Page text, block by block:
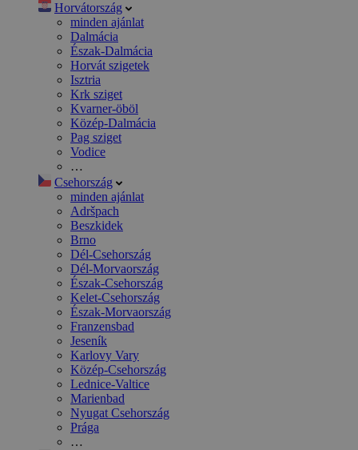
Horvátország
minden ajánlat
Dalmácia
Észak-Dalmácia
Horvát szigetek
Isztria
Krk sziget
Kvarner-öböl
Közép-Dalmácia
Pag sziget
Vodice
…
Csehország
minden ajánlat
Adršpach
Beszkidek
Brno
Dél-Csehország
Dél-Morvaország
Észak-Csehország
Kelet-Csehország
Észak-Morvaország
Franzensbad
Jeseník
Karlovy Vary
Közép-Csehország
Lednice-Valtice
Marienbad
Nyugat Csehország
Prága
…